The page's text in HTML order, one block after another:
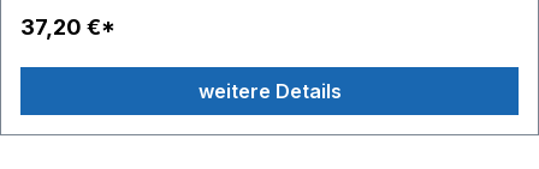
50/60Hz - Leistung 9VA - ED 100%, Class H
Elektroanschluss 24V DC - Leistung 10W - ED 100%,
Class H Gewinde: 1/8 Zoll Innengewinde beste
technische Ausführung
37,20 €*
weitere Details